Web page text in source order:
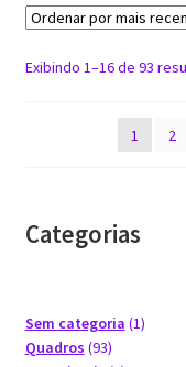
Exibindo 1–16 de 93
1 2
Categorias
Sem categoria 11
Quadros 9393